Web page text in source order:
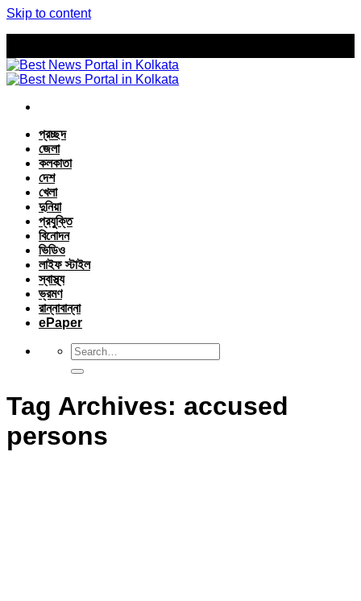
Skip to content
প্রচ্ছদ
জেলা
কলকাতা
দেশ
খেলা
দুনিয়া
প্রযুক্তি
বিনোদন
ভিডিও
লাইফ স্টাইল
স্বাস্থ্য
ভ্রমণ
রান্নাবান্না
ePaper
Tag Archives: accused
persons